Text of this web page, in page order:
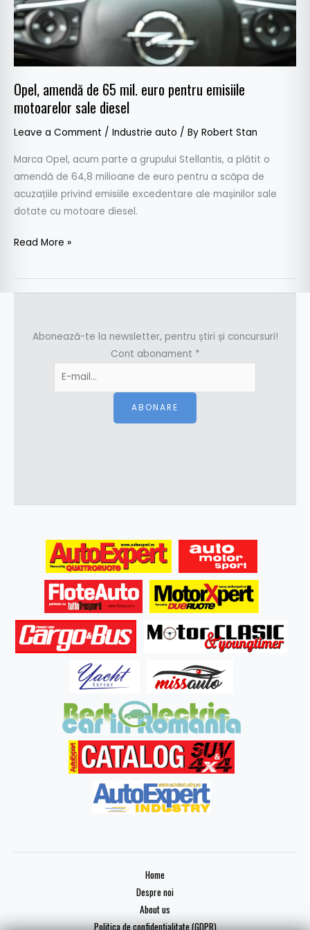
Opel, amendă de 65 mil. euro pentru emisiile
motoarelor sale diesel
Leave a Comment / Industrie auto / By Robert Stan
Marca Opel, acum parte a grupului Stellantis, a plătit o
amendă de 64,8 milioane de euro pentru a scăpa de
acuzațiile privind emisiile excedentare ale mașinilor sale
dotate cu motoare diesel.
emisiile
motoarelor
sale
diesel
Read More »
Abonează-te la newsletter, pentru știri și concursuri!
Cont abonament *
ABONARE
Home
Despre noi
About us
Politica de confidențialitate (GDPR)